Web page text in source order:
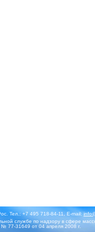
Тел.: +7 495 718-84-11, E-mail:
службе по надзору в сфере
№ 77-31649 от 04 апреля 2008 г.